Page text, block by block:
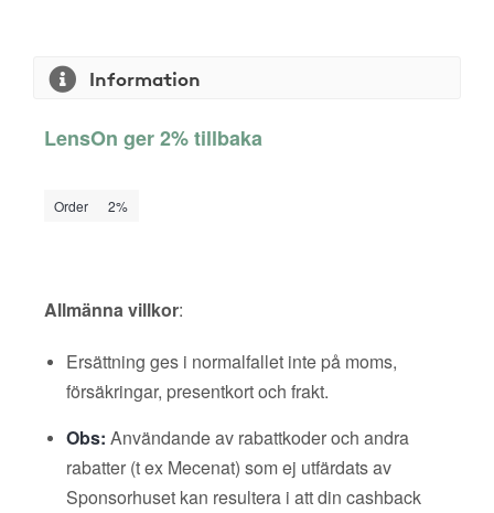
Information
LensOn ger 2% tillbaka
Order 2%
Allmänna villkor:
Ersättning ges i normalfallet inte på moms,
försäkringar, presentkort och frakt.
Obs: Användande av rabattkoder och andra
rabatter (t ex Mecenat) som ej utfärdats av
Sponsorhuset kan resultera i att din cashback